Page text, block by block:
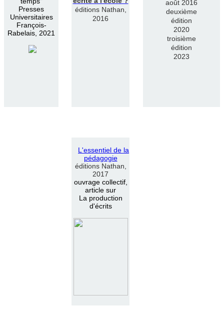
Presses
Universitaires
François-
Rabelais, 2021
éditions Nathan,
2016
août 2016
deuxième
édition
2020
troisième
édition
2023
L 'essentiel de la
pédagogie
éditions Nathan,
2017
ouvrage collectif,
article sur
La production
d'écrits